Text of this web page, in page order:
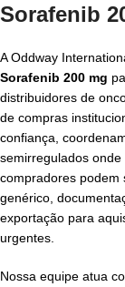
Sorafenib
A Oddway
Sorafenib 200 mg
distribuidores de
de compras
confiança,
semirregulados
compradores podem
genérico,
exportação para
urgentes.
Nossa equipe atua